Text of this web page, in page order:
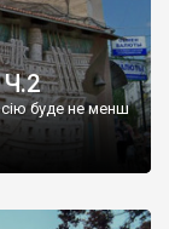
Ч.2
буде не менш